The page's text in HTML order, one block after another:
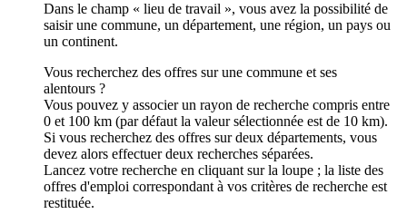
Dans le champ « lieu de travail », vous avez la possibilité de
saisir une commune, un département, une région, un pays ou
un continent.
Vous recherchez des offres sur une commune et ses
alentours ?
Vous pouvez y associer un rayon de recherche compris entre
0 et 100 km (par défaut la valeur sélectionnée est de 10 km).
Si vous recherchez des offres sur deux départements, vous
devez alors effectuer deux recherches séparées.
Lancez votre recherche en cliquant sur la loupe ; la liste des
offres d'emploi correspondant à vos critères de recherche est
restituée.